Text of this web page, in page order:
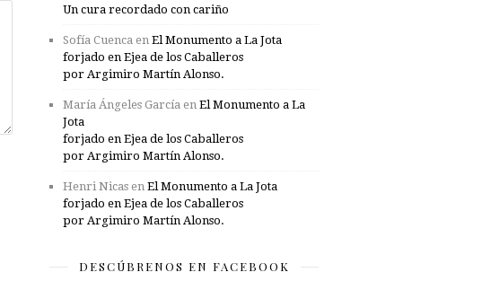
Un cura recordado con cariño
Sofía Cuenca en El Monumento a La Jota
forjado en Ejea de los Caballeros
por Argimiro Martín Alonso.
María Ángeles García en El Monumento a La
Jota
forjado en Ejea de los Caballeros
por Argimiro Martín Alonso.
Henri Nicas en El Monumento a La Jota
forjado en Ejea de los Caballeros
por Argimiro Martín Alonso.
DESCÚBRENOS EN FACEBOOK